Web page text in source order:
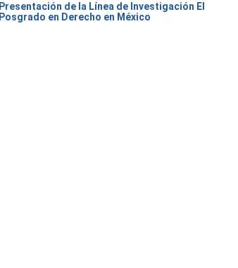
Presentación de la Línea de Investigación El
Posgrado en Derecho en México